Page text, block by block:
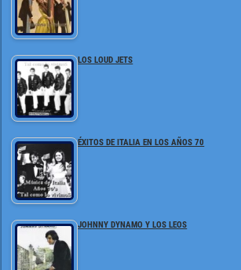
LOS LOUD JETS
ÉXITOS DE ITALIA EN LOS AÑOS 70
JOHNNY DYNAMO Y LOS LEOS